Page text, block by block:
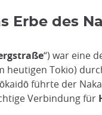
Erbe des
“) war eine
heutigen Tokio)
führte der
Verbindung für